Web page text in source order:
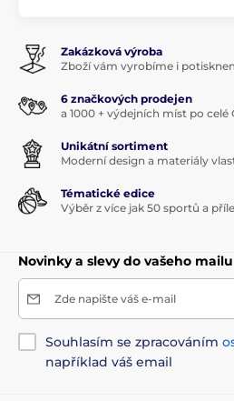
Zakázková výroba
Zboží vám vyrobíme i
6 značkových prodejen
a 1000 + výdejních míst po celé
Unikátní sortiment
Moderní design a materiály
Tématické edice
Výběr z více jak 50 sportů a
Novinky a slevy do vašeho mailu
Zde napište váš e-mail
Souhlasím se zpracováním
například váš email